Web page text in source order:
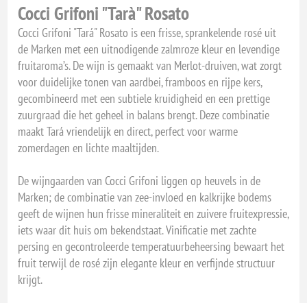
Cocci Grifoni "Tarà" Rosato
Cocci Grifoni "Tará" Rosato is een frisse, sprankelende rosé uit
de Marken met een uitnodigende zalmroze kleur en levendige
fruitaroma’s. De wijn is gemaakt van Merlot-druiven, wat zorgt
voor duidelijke tonen van aardbei, framboos en rijpe kers,
gecombineerd met een subtiele kruidigheid en een prettige
zuurgraad die het geheel in balans brengt. Deze combinatie
maakt Tará vriendelijk en direct, perfect voor warme
zomerdagen en lichte maaltijden.
De wijngaarden van Cocci Grifoni liggen op heuvels in de
Marken; de combinatie van zee-invloed en kalkrijke bodems
geeft de wijnen hun frisse mineraliteit en zuivere fruitexpressie,
iets waar dit huis om bekendstaat. Vinificatie met zachte
persing en gecontroleerde temperatuurbeheersing bewaart het
fruit terwijl de rosé zijn elegante kleur en verfijnde structuur
krijgt.